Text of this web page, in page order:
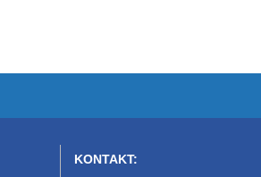
KONTAKT: